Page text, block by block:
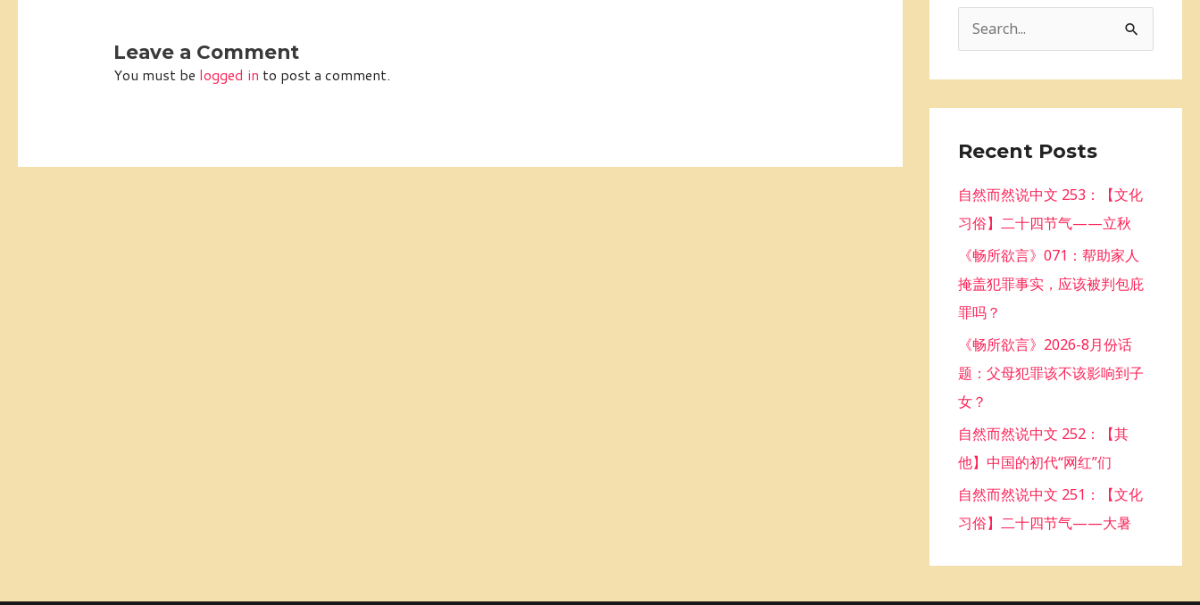
Leave a Comment
You must be logged in to post a comment.
c
f
o
:
Recent Posts
自然而然说中文 253：【文化
习俗】二十四节气——立秋
《畅所欲言》071：帮助家人
掩盖犯罪事实，应该被判包庇
罪吗？
《畅所欲言》2026-8月份话
题：父母犯罪该不该影响到子
女？
自然而然说中文 252：【其
他】中国的初代“网红”们
自然而然说中文 251：【文化
习俗】二十四节气——大暑